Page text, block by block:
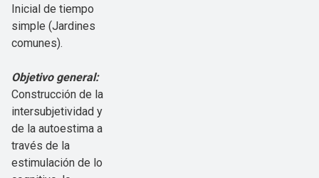
Inicial de tiempo
simple (Jardines
comunes).
Objetivo general:
Construcción de la
intersubjetividad y
de la autoestima a
través de la
estimulación de lo